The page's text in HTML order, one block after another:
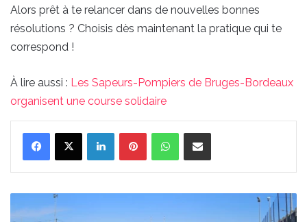
Alors prêt à te relancer dans de nouvelles bonnes
résolutions ? Choisis dès maintenant la pratique qui te
correspond !
À lire aussi : Les Sapeurs-Pompiers de Bruges-Bordeaux
organisent une course solidaire
LinkedinPinterestWhatsAppPartager par email
s'offre